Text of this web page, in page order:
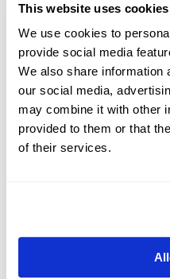
This website uses cookies
We use cookies to
provide social media
We also share information
our social media,
may combine it with other
provided to them or that
of their services.
EURHUF Nieuws
and
UOB
2026-